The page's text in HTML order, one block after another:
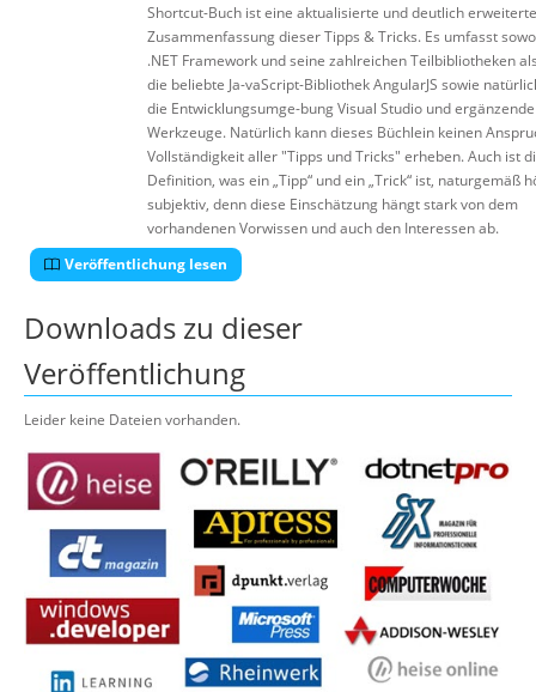
Shortcut-Buch ist eine aktualisierte und deutlich erweiterte
Zusammenfassung dieser Tipps & Tricks. Es umfasst
.NET Framework und seine zahlreichen Teilbibliotheken
die beliebte Ja-vaScript-Bibliothek AngularJS sowie
die Entwicklungsumge-bung Visual Studio und ergänzende
Werkzeuge. Natürlich kann dieses Büchlein keinen
Vollständigkeit aller "Tipps und Tricks" erheben. Auch ist
Definition, was ein „Tipp“ und ein „Trick“ ist, naturgemäß
subjektiv, denn diese Einschätzung hängt stark von dem
vorhandenen Vorwissen und auch den Interessen ab.
Veröffentlichung lesen
Downloads zu dieser
Veröffentlichung
Leider keine Dateien vorhanden.